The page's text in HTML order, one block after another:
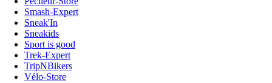
Smash-Expert
Sneak'In
Sneakids
Sport is good
Trek-Expert
TripNBikers
Vélo-Store